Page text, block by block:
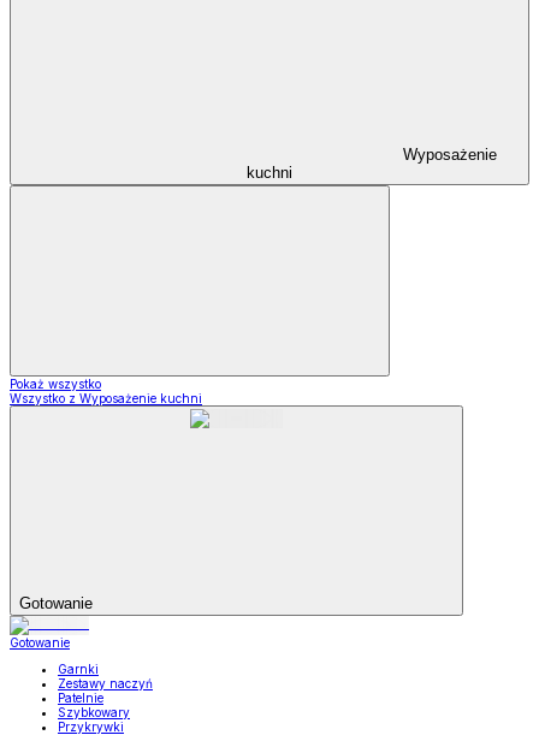
Wyposażenie
kuchni
Pokaż wszystko
Wszystko z Wyposażenie kuchni
Gotowanie
Gotowanie
Garnki
Zestawy naczyń
Patelnie
Szybkowary
Przykrywki